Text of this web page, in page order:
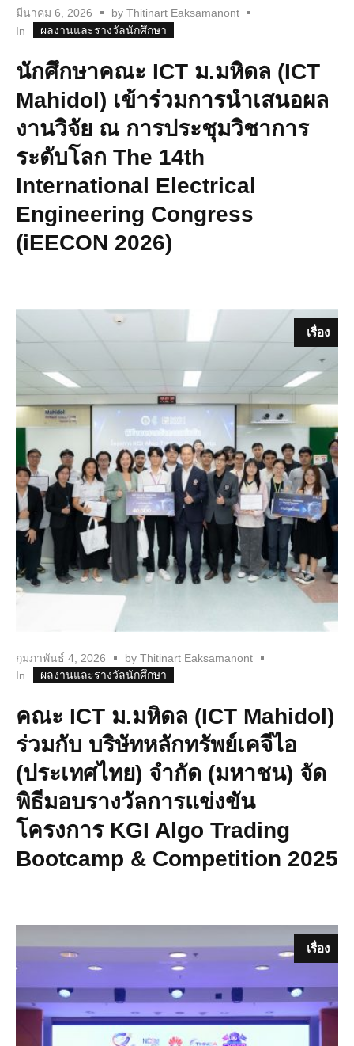
มีนาคม 6, 2026 by Thitinart Eaksamanont
In
ผลงานและรางวัลนักศึกษา
นักศึกษาคณะ ICT ม.มหิดล (ICT
Mahidol) เข้าร่วมการนำเสนอผล
งานวิจัย ณ การประชุมวิชาการ
ระดับโลก The 14th
International Electrical
Engineering Congress
(iEECON 2026)
เรื่อง
กุมภาพันธ์ 4, 2026 by Thitinart Eaksamanont
In
ผลงานและรางวัลนักศึกษา
คณะ ICT ม.มหิดล (ICT Mahidol)
ร่วมกับ บริษัทหลักทรัพย์เคจีไอ
(ประเทศไทย) จำกัด (มหาชน) จัด
พิธีมอบรางวัลการแข่งขัน
โครงการ KGI Algo Trading
Bootcamp & Competition 2025
เรื่อง